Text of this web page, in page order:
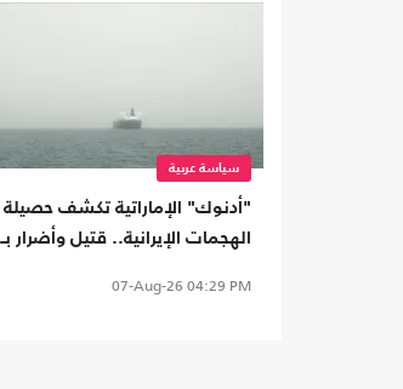
سياسة عربية
"أدنوك" الإماراتية تكشف حصيلة
الهجمات الإيرانية.. قتيل وأضرار بـ
07-Aug-26 04:29 PM